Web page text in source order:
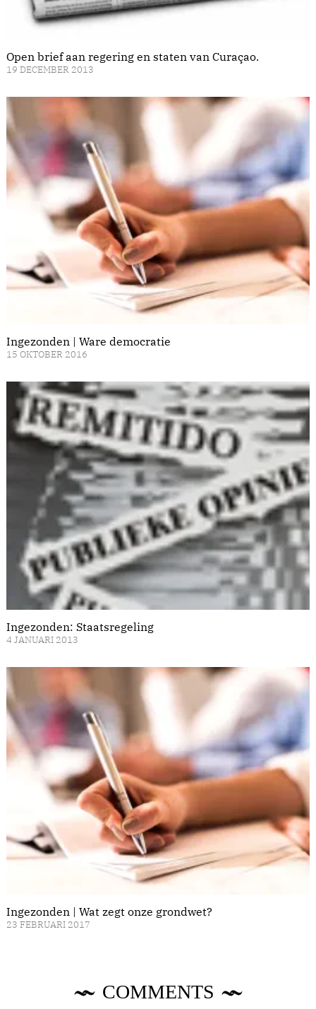
Open brief aan regering en staten van Curaçao.
19 DECEMBER 2013
Ingezonden | Ware democratie
15 OKTOBER 2016
Ingezonden: Staatsregeling
4 JANUARI 2013
Ingezonden | Wat zegt onze grondwet?
23 FEBRUARI 2017
COMMENTS